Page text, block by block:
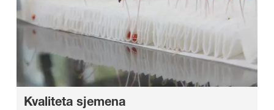
Kvaliteta sjemena